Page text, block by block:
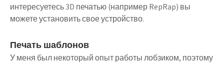
интересуетесь 3D печатью (например RepRap) вы
можете установить свое устройство.
Печать шаблонов
У меня был некоторый опыт работы лобзиком, поэтому